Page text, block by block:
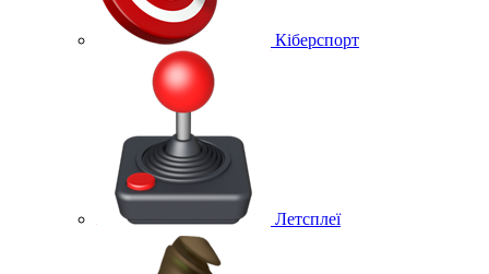
Кіберспорт
Летсплеї